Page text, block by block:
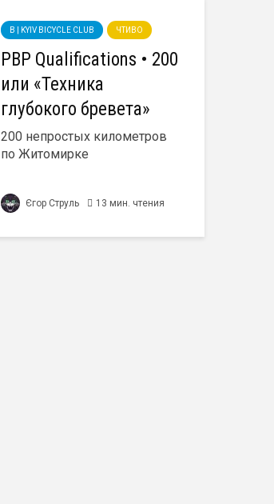
B | KYIV BICYCLE CLUB ЧТИВО
PBP Qualifications • 200
или «Техника
глубокого бревета»
200 непростых километров
по Житомирке
Єгор Струль 13 мин. чтения